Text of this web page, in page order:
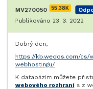
MV270050 55.38K
Publikováno 23. 3. 2022
Dobrý den,
https://kb.wedos.com/cs/
webhostingu/
K databázím můžete
webového rozhraní a z